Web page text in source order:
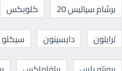
برشام سياليس 20 كلوبكس
ترايتون
دايسينون سيكلو